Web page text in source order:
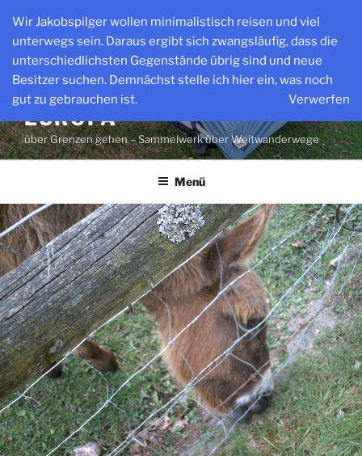
Wir Jakobspilger wollen minimalistisch reisen und viel
unterwegs sein. Daraus ergibt sich zwangsläufig, dass die
unterschiedlichsten Gegenstände übrig sind und neue
Besitzer suchen. Demnächst stelle ich hier ein, was noch
gut zu gebrauchen ist.
Verwerfen
Inhalt
springen
WEITWANDERWEGE IN
EUROPA
über Grenzen gehen – Sammelwerk über Weitwanderwege
Menü